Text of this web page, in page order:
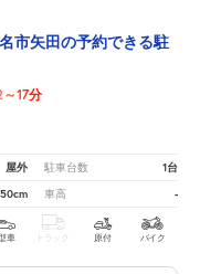
市矢田の予約できる駐
～17分
屋外 駐車台数 1台
車高 -
車 トラック 原付 バイク